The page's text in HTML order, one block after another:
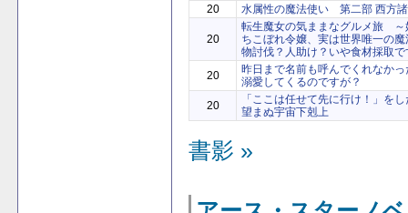
20
水属性の魔法使い 第二部 西方
20
転生魔女の気ままなグルメ旅 ～
ちこぼれ令嬢、実は世界唯一の
物討伐？人助け？いや食材採取で
20
昨日まで名前も呼んでくれなか
溺愛してくるのですが？
20
「ここは任せて先に行け！」を
望まぬ宇宙下剋上
書影 »